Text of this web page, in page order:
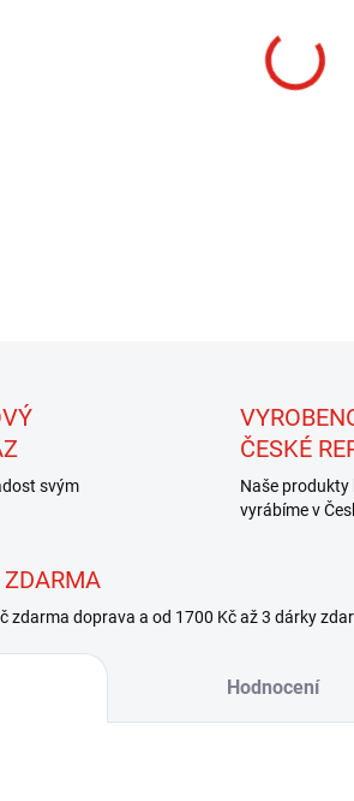
svým
ČESKÉ
Naše produkty
vyrábíme v
ZDARMA
zdarma doprava a od 1700 Kč až 3 dárky
Hodnocení